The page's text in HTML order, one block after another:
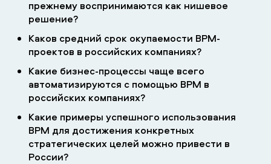
прежнему воспринимаются как нишевое
решение?
Каков средний срок окупаемости BPM-
проектов в российских компаниях?
Какие бизнес-процессы чаще всего
автоматизируются с помощью BPM в
российских компаниях?
Какие примеры успешного использования
BPM для достижения конкретных
стратегических целей можно привести в
России?